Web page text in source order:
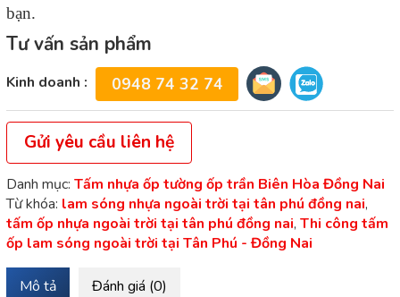
bạn.
Tư vấn sản phẩm
Kinh doanh : 0948 74 32 74
Gửi yêu cầu liên hệ
Danh mục: Tấm nhựa ốp tường ốp trần Biên Hòa Đồng Nai
Từ khóa: lam sóng nhựa ngoài trời tại tân phú đồng nai,
tấm ốp nhựa ngoài trời tại tân phú đồng nai, Thi công tấm
ốp lam sóng ngoài trời tại Tân Phú - Đồng Nai
Mô tả Đánh giá (0)